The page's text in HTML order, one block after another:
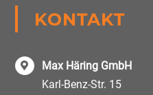
KONTAKT
Max Häring GmbH
Karl-Benz-Str. 15